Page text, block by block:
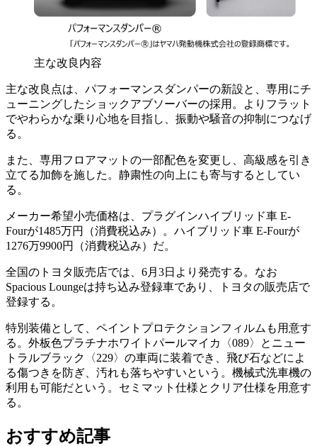
主な改良内容
主な改良点は、パフォーマンスダンパーの新設と、専用にチ
ューニングしたショックアブソーバーの採用。よりフラット
でやわらかな乗り心地を目指し、振動や騒音の抑制につなげ
る。
また、専用フロアマットの一部配色を変更し、高級感を引き
立てる加飾を施した。静粛性の向上にも寄与するとしてい
る。
メーカー希望小売価格は、プラグインハイブリッド車 E-
Fourが1485万円（消費税込み）。ハイブリッド車 E-Fourが
1276万9900円（消費税込み）だ。
全国のトヨタ販売店では、6月3日より発売する。なお
Spacious Loungeは持ち込み登録車であり、トヨタの販売店で
登録する。
特別装備として、ペイントプロテクションフィルムも用意す
る。外板色プラチナホワイトパールマイカ〈089〉とニュー
トラルブラック〈229〉の車両に装着でき、飛び石などによ
る傷つきを防ぎ、汚れも落ちやすいという。機械式洗車機の
利用も可能だという。セミマット仕様とクリア仕様を用意す
る。
おすすめ記事